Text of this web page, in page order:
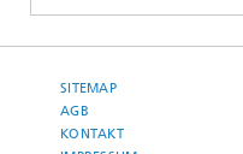
SITEMAP
AGB
KONTAKT